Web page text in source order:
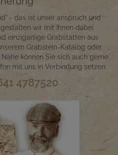
- das ist unser anspruch und
wir mit Ihnen dabei
einzigartige Grabstätten aus
Grabstein-Katalog oder
können Sie sich auch gerne
mit uns in Verbindung setzen:
4787520